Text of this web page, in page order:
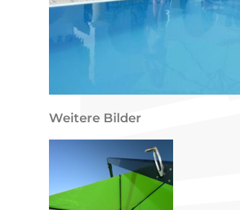
Weitere Bilder